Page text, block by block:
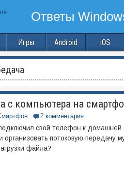
Игры Android iOS
с компьютера на
2 комментария
свой телефон к домашней
организовать потоковую
файла?